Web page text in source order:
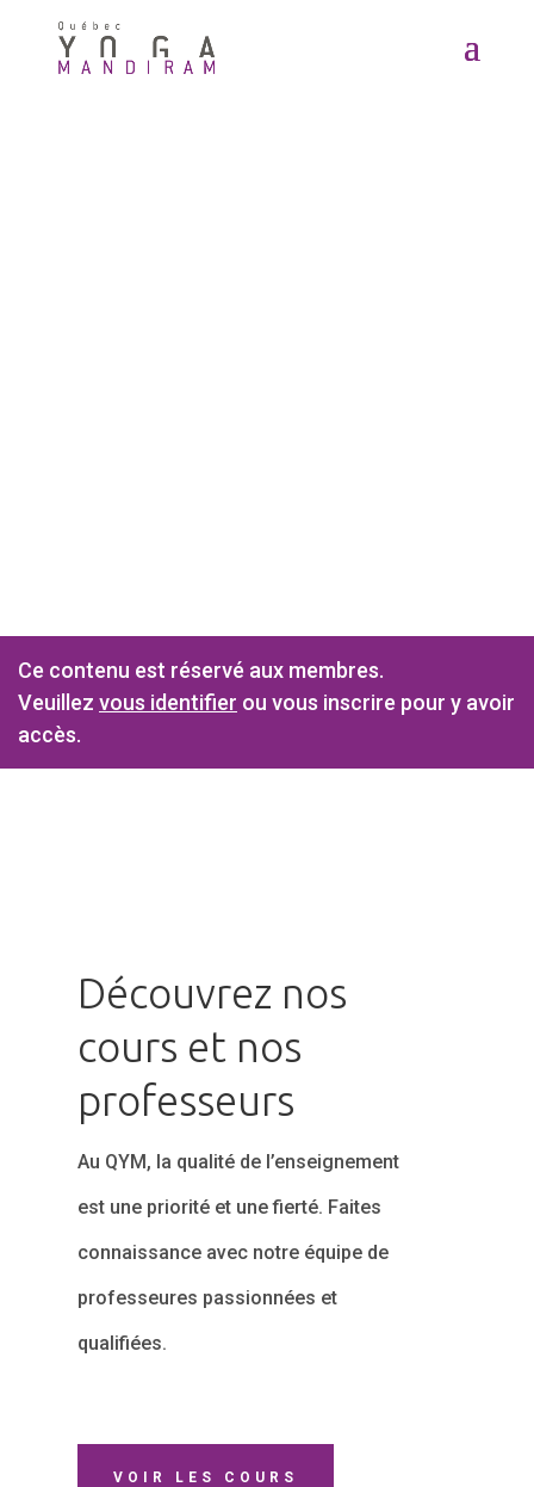
Ce contenu est réservé aux membres.
Veuillez vous identifier ou vous inscrire pour y avoir
accès.
Découvrez nos
cours et nos
professeurs
Au QYM, la qualité de l’enseignement
est une priorité et une fierté. Faites
connaissance avec notre équipe de
professeures passionnées et
qualifiées.
VOIR LES COURS